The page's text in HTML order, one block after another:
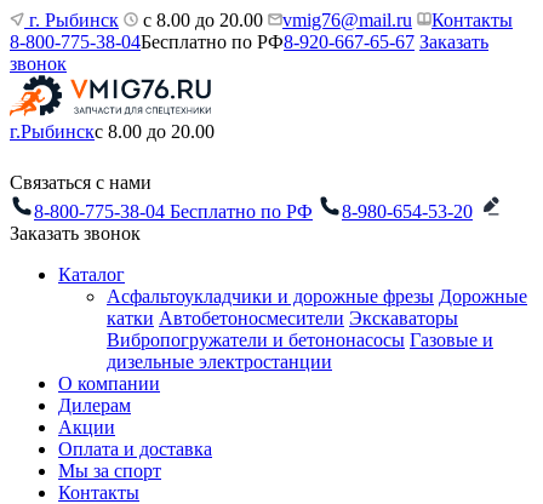
г. Рыбинск с 8.00 до 20.00 vmig76@mail.ru
Контакты
8-800-775-38-04Бесплатно по РФ8-920-667-65-67 Заказать
звонок
г.Рыбинскс 8.00 до 20.00
Связаться с нами
8-800-775-38-04 Бесплатно по РФ
8-980-654-53-20
Заказать звонок
Каталог
Асфальтоукладчики и дорожные фрезы Дорожные
катки Автобетоносмесители Экскаваторы
Вибропогружатели и бетононасосы Газовые и
дизельные электростанции
О компании
Дилерам
Акции
Оплата и доставка
Мы за спорт
Контакты